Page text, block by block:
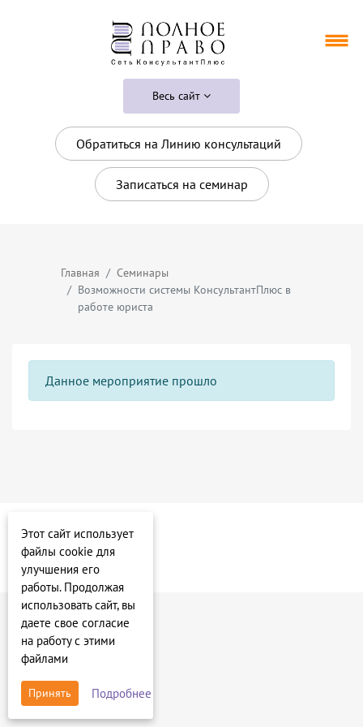
Весь сайт
Обратиться на Линию консультаций
Записаться на семинар
Главная
Семинары
Возможности системы КонсультантПлюс в
работе юриста
Данное мероприятие прошло
Этот сайт использует
файлы cookie для
улучшения его
работы. Продолжая
использовать сайт, вы
даете свое согласие
на работу с этими
файлами
Принять Подробнее